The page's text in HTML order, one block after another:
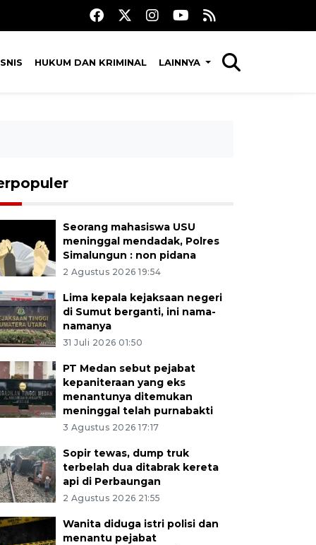
HUKUM DAN KRIMINAL LAINNYA
Seorang mahasiswa USU
meninggal mendadak, Polres
Simalungun : non pidana
2 Agustus 2026 19:54
Lima kepala kejaksaan negeri
di Sumut berganti, ini nama-
namanya
31 Juli 2026 01:50
PT Medan sebut pejabat
kepaniteraan yang eks
menantunya ditemukan
meninggal telah purnabakti
3 Agustus 2026 17:17
Sopir tewas, dump truk
terbelah dua ditabrak kereta
api di Perbaungan
2 Agustus 2026 21:55
Wanita diduga istri polisi dan
menantu pejabat